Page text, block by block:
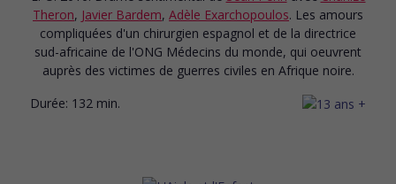
Theron, Javier Bardem, Adèle Exarchopoulos. Les amours
compliquées d'un chirurgien espagnol et de la directrice
sud-africaine de l'ONG Médecins du monde, qui oeuvrent
auprès des victimes de guerres civiles en Afrique noire.
Durée: 132 min.